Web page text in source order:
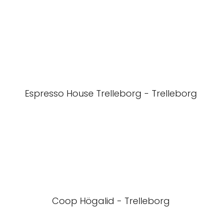
Espresso House Trelleborg - Trelleborg
Coop Högalid - Trelleborg